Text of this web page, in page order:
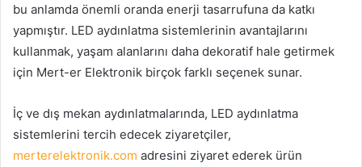
bu anlamda önemli oranda enerji tasarrufuna da katkı
yapmıştır. LED aydınlatma sistemlerinin avantajlarını
kullanmak, yaşam alanlarını daha dekoratif hale getirmek
için Mert-er Elektronik birçok farklı seçenek sunar.
İç ve dış mekan aydınlatmalarında, LED aydınlatma
sistemlerini tercih edecek ziyaretçiler,
merterelektronik.com adresini ziyaret ederek ürün